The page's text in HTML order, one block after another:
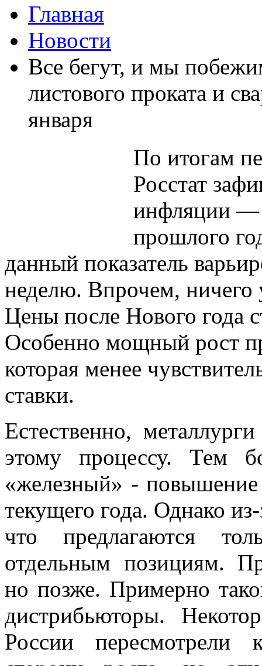
Главная
Новости
Все бегут, и мы
листового проката и
января
По итогам
Росстат
инфляции —
прошлого
данный показатель
неделю. Впрочем, ничего
Цены после Нового года
Особенно мощный рост
которая менее
ставки.
Естественно,
этому процессу. Тем
«железный» -
текущего года. Однако
что предлагаются
отдельным позициям.
но позже. Примерно
дистрибьюторы.
России пересмотрели